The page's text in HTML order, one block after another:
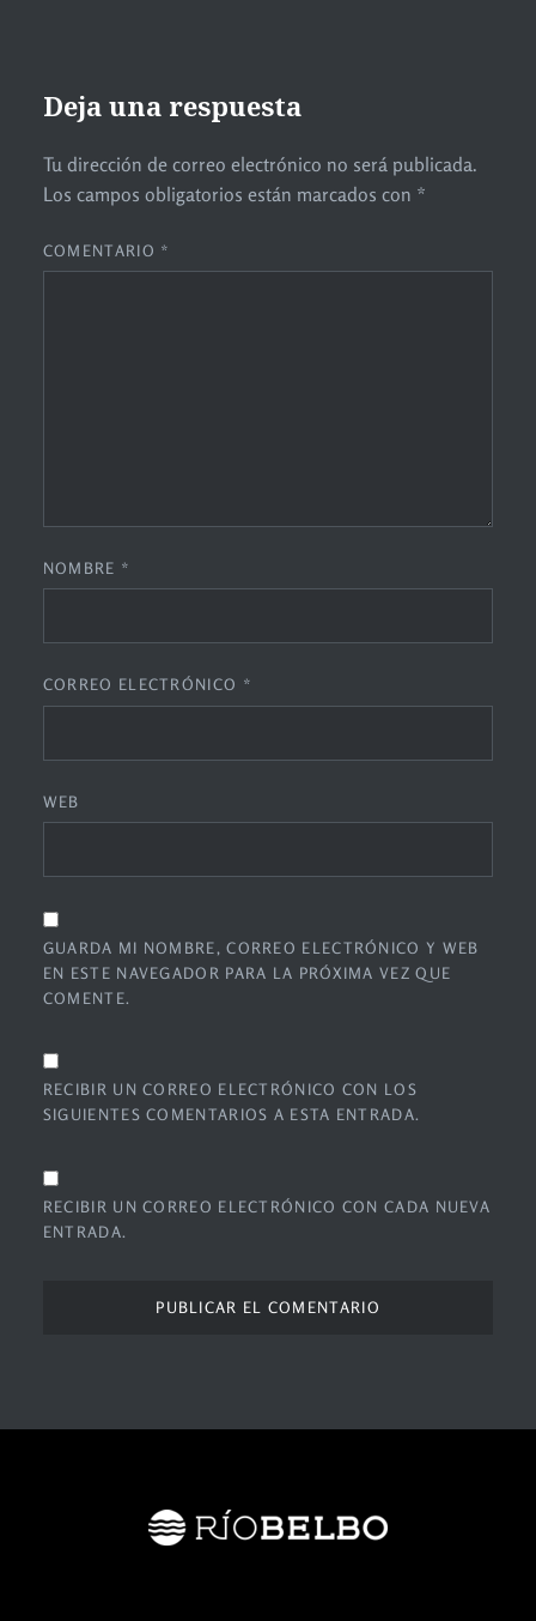
Deja una respuesta
Tu dirección de correo electrónico no será publicada.
Los campos obligatorios están marcados con *
COMENTARIO *
NOMBRE *
CORREO ELECTRÓNICO *
WEB
GUARDA MI NOMBRE, CORREO ELECTRÓNICO Y WEB
EN ESTE NAVEGADOR PARA LA PRÓXIMA VEZ QUE
COMENTE.
RECIBIR UN CORREO ELECTRÓNICO CON LOS
SIGUIENTES COMENTARIOS A ESTA ENTRADA.
RECIBIR UN CORREO ELECTRÓNICO CON CADA NUEVA
ENTRADA.